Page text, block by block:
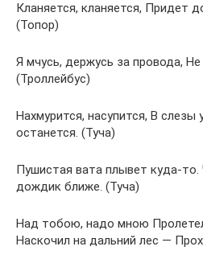
Кланяется, кланяется, Придет
(Топор)
Я мчусь, держусь за провода,
(Троллейбус)
Нахмурится, насупится, В слезы
останется. (Туча)
Пушистая вата плывет куда-
дождик ближе. (Туча)
Над тобою, надо мною
Наскочил на дальний лес —